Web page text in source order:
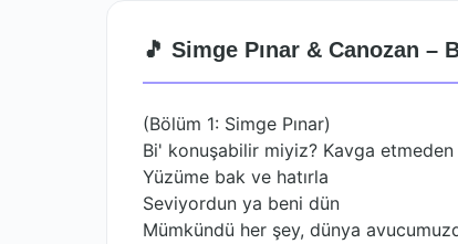
🎵 Simge Pınar & Canozan –
(Bölüm 1: Simge Pınar)
Bi' konuşabilir miyiz? Kavga etmeden
Yüzüme bak ve hatırla
Seviyordun ya beni dün
Mümkündü her şey, dünya